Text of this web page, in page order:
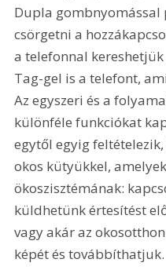
Dupla
csörgetni a
a telefonnal
Tag-gel is a telefont,
Az egyszeri és a
különféle funkciókat
egytől egyig
okos kütyükkel,
ökoszisztémának:
küldhetünk értesítést
vagy akár az
képét és továbbíthatjuk.